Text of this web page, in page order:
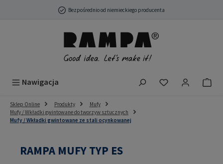
Przejdź do głównej zawartościBezpośrednio od niemieckiego producenta
Nawigacja Masz 0
Sklep Online Produkty
Mufy
Mufy / Wkładki gwintowane do tworzyw sztucznych
Mufy / Wkładki gwintowane ze stali ocynkowanej
RAMPA MUFY TYP ES